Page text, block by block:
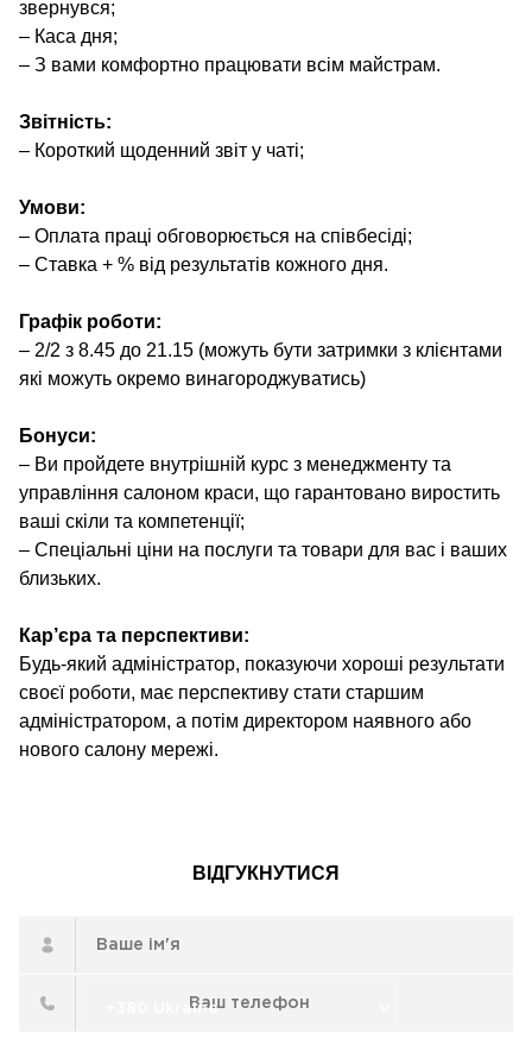
звернувся;
– Каса дня;
– З вами комфортно працювати всім майстрам.
Звітність:
– Короткий щоденний звіт у чаті;
Умови:
– Оплата праці обговорюється на співбесіді;
– Ставка + % від результатів кожного дня.
Графік роботи:
– 2/2 з 8.45 до 21.15 (можуть бути затримки з клієнтами
які можуть окремо винагороджуватись)
Бонуси:
– Ви пройдете внутрішній курс з менеджменту та
управління салоном краси, що гарантовано виростить
ваші скіли та компетенції;
– Спеціальні ціни на послуги та товари для вас і ваших
близьких.
Кар’єра та перспективи:
Будь-який адміністратор, показуючи хороші результати
своєї роботи, має перспективу стати старшим
адміністратором, а потім директором наявного або
нового салону мережі.
ВІДГУКНУТИСЯ